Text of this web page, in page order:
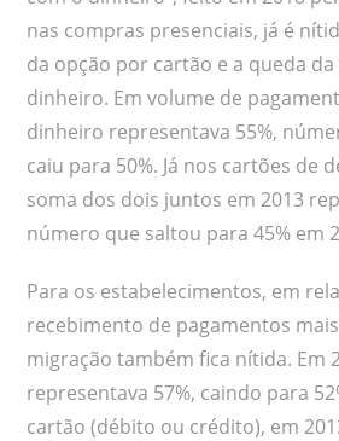
nas compras presenciais, já é
da opção por cartão e a queda
dinheiro. Em volume de
dinheiro representava 55%,
caiu para 50%. Já nos cartões de
soma dos dois juntos em 2013
número que saltou para 45% em
Para os estabelecimentos, em
recebimento de pagamentos
migração também fica nítida. Em
representava 57%, caindo para
cartão (débito ou crédito), em